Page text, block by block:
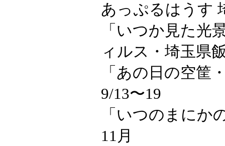
あっぷるはうす
「いつか見た光
ィルス・埼玉県
「あの日の空筐
9/13〜19
「いつのまにか
11月